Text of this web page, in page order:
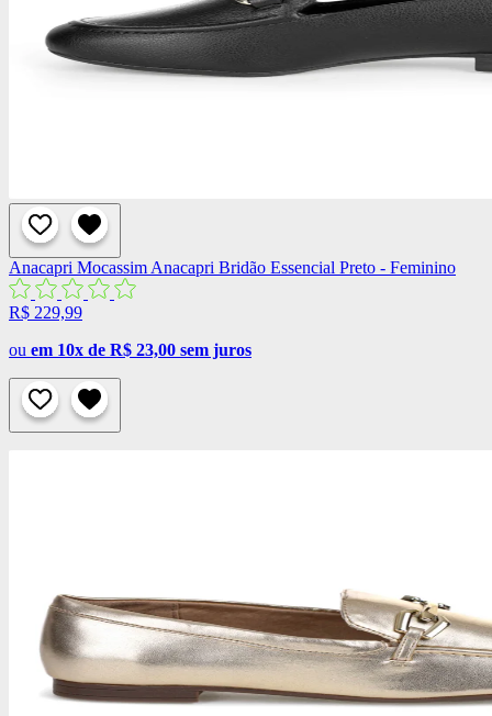
Anacapri Mocassim Anacapri Bridão Essencial Preto - Feminino
R$ 229,99
ou em 10x de R$ 23,00 sem juros